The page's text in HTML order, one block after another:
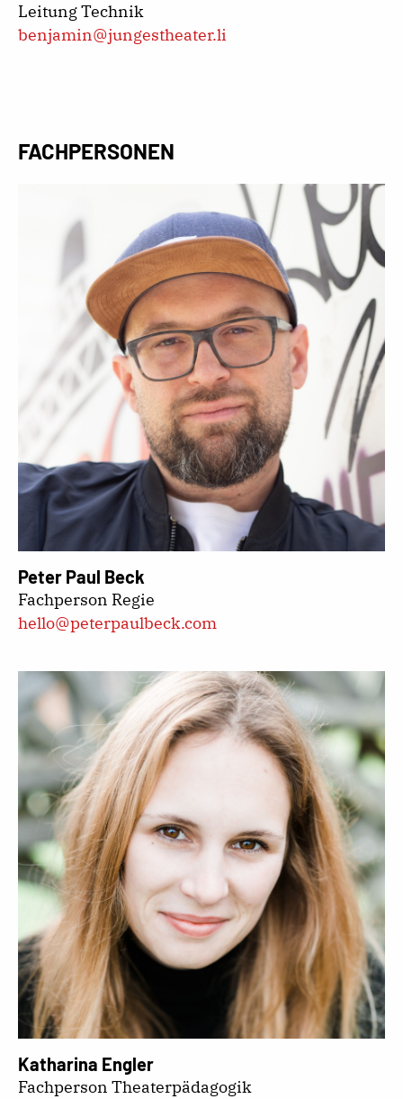
Leitung Technik
benjamin@jungestheater.li
FACHPERSONEN
Peter Paul Beck
Fachperson Regie
hello@peterpaulbeck.com
Katharina Engler
Fachperson Theaterpädagogik